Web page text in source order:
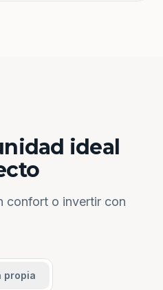
ideal
confort o invertir con
propia